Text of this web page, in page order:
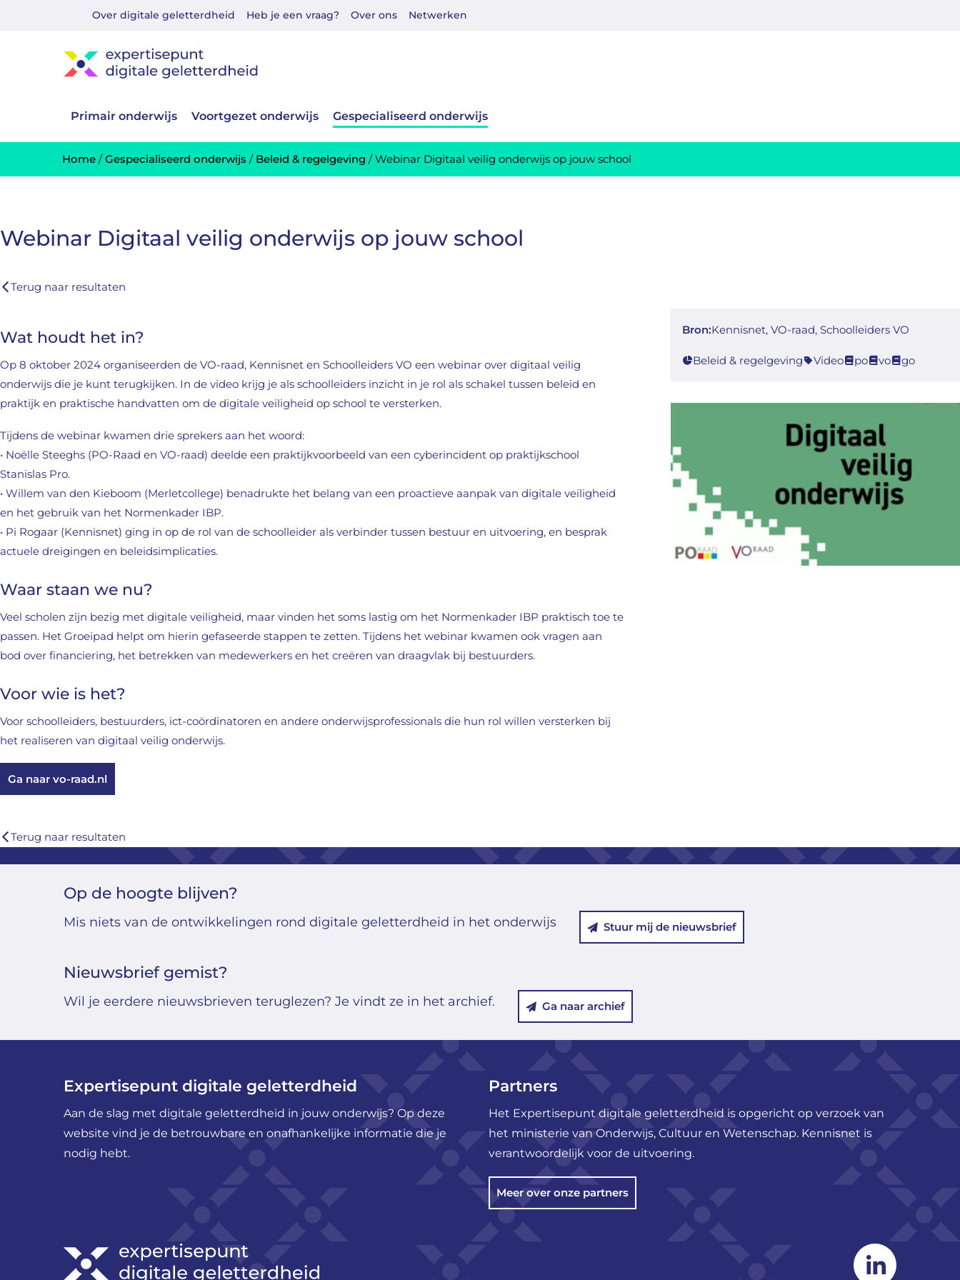
Over digitale geletterdheid Heb je een vraag? Over ons Netwerken
Primair onderwijs Voortgezet onderwijs Gespecialiseerd onderwijs
Home /Gespecialiseerd onderwijs / Beleid & regelgeving /Webinar Digitaal veilig onderwijs op jouw school
Webinar Digitaal veilig onderwijs op jouw school
Terug naar resultaten
Wat houdt het in?
Op 8 oktober 2024 organiseerden de VO-raad, Kennisnet en Schoolleiders VO een webinar over digitaal veilig
onderwijs die je kunt terugkijken. In de video krijg je als schoolleiders inzicht in je rol als schakel tussen beleid en
praktijk en praktische handvatten om de digitale veiligheid op school te versterken.
Tijdens de webinar kwamen drie sprekers aan het woord:
• Noëlle Steeghs (PO-Raad en VO-raad) deelde een praktijkvoorbeeld van een cyberincident op praktijkschool
Stanislas Pro.
• Willem van den Kieboom (Merletcollege) benadrukte het belang van een proactieve aanpak van digitale veiligheid
en het gebruik van het Normenkader IBP.
• Pi Rogaar (Kennisnet) ging in op de rol van de schoolleider als verbinder tussen bestuur en uitvoering, en besprak
actuele dreigingen en beleidsimplicaties.
Waar staan we nu?
Veel scholen zijn bezig met digitale veiligheid, maar vinden het soms lastig om het Normenkader IBP praktisch toe te
passen. Het Groeipad helpt om hierin gefaseerde stappen te zetten. Tijdens het webinar kwamen ook vragen aan
bod over financiering, het betrekken van medewerkers en het creëren van draagvlak bij bestuurders.
Voor wie is het?
Voor schoolleiders, bestuurders, ict-coördinatoren en andere onderwijsprofessionals die hun rol willen versterken bij
het realiseren van digitaal veilig onderwijs.
Ga naar vo-raad.nl
Terug naar resultaten
Bron:Kennisnet, VO-raad, Schoolleiders VO
Beleid & regelgeving Video po vo go
Op de hoogte blijven?
Mis niets van de ontwikkelingen rond digitale geletterdheid in het onderwijs Stuur mij de nieuwsbrief
Nieuwsbrief gemist?
Wil je eerdere nieuwsbrieven teruglezen? Je vindt ze in het archief. Ga naar archief
Expertisepunt digitale geletterdheid
Aan de slag met digitale geletterdheid in jouw onderwijs? Op deze
website vind je de betrouwbare en onafhankelijke informatie die je
nodig hebt.
Partners
Het Expertisepunt digitale geletterdheid is opgericht op verzoek van
het ministerie van Onderwijs, Cultuur en Wetenschap. Kennisnet is
verantwoordelijk voor de uitvoering.
Meer over onze partners
Linkedin